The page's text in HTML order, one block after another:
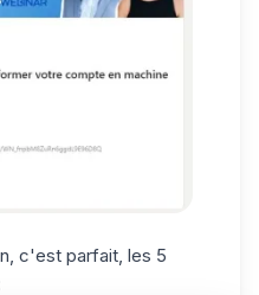
c'est parfait, les 5